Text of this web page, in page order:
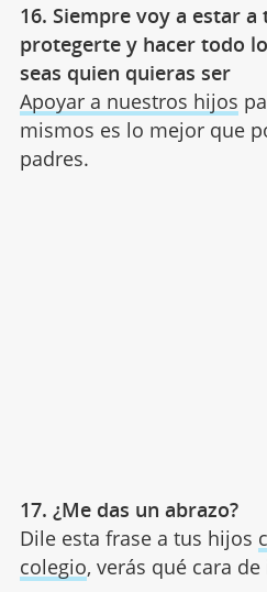
16. Siempre voy a estar
protegerte y hacer todo
seas quien quieras ser
Apoyar a nuestros hijos
mismos es lo mejor que
padres.
17. ¿Me das un abrazo?
Dile esta frase a tus hijos
colegio, verás qué cara